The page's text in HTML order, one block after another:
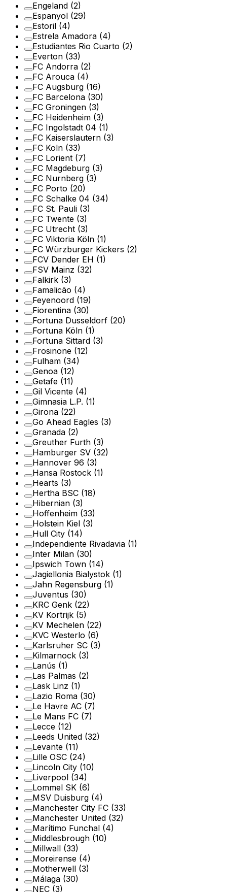
Engeland (2)
Espanyol (29)
Estoril (4)
Estrela Amadora (4)
Estudiantes Rio Cuarto (2)
Everton (33)
FC Andorra (2)
FC Arouca (4)
FC Augsburg (16)
FC Barcelona (30)
FC Groningen (3)
FC Heidenheim (3)
FC Ingolstadt 04 (1)
FC Kaiserslautern (3)
FC Koln (33)
FC Lorient (7)
FC Magdeburg (3)
FC Nurnberg (3)
FC Porto (20)
FC Schalke 04 (34)
FC St. Pauli (3)
FC Twente (3)
FC Utrecht (3)
FC Viktoria Köln (1)
FC Würzburger Kickers (2)
FCV Dender EH (1)
FSV Mainz (32)
Falkirk (3)
Famalicão (4)
Feyenoord (19)
Fiorentina (30)
Fortuna Dusseldorf (20)
Fortuna Köln (1)
Fortuna Sittard (3)
Frosinone (12)
Fulham (34)
Genoa (12)
Getafe (11)
Gil Vicente (4)
Gimnasia L.P. (1)
Girona (22)
Go Ahead Eagles (3)
Granada (2)
Greuther Furth (3)
Hamburger SV (32)
Hannover 96 (3)
Hansa Rostock (1)
Hearts (3)
Hertha BSC (18)
Hibernian (3)
Hoffenheim (33)
Holstein Kiel (3)
Hull City (14)
Independiente Rivadavia (1)
Inter Milan (30)
Ipswich Town (14)
Jagiellonia Bialystok (1)
Jahn Regensburg (1)
Juventus (30)
KRC Genk (22)
KV Kortrijk (5)
KV Mechelen (22)
KVC Westerlo (6)
Karlsruher SC (3)
Kilmarnock (3)
Lanús (1)
Las Palmas (2)
Lask Linz (1)
Lazio Roma (30)
Le Havre AC (7)
Le Mans FC (7)
Lecce (12)
Leeds United (32)
Levante (11)
Lille OSC (24)
Lincoln City (10)
Liverpool (34)
Lommel SK (6)
MSV Duisburg (4)
Manchester City FC (33)
Manchester United (32)
Marítimo Funchal (4)
Middlesbrough (10)
Millwall (33)
Moreirense (4)
Motherwell (3)
Málaga (30)
NEC (3)